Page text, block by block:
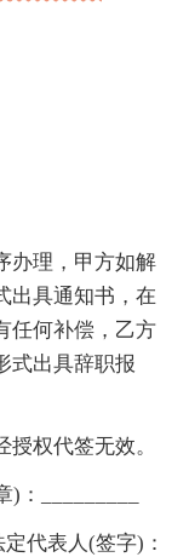
办理，甲方如解
出具通知书，在
任何补偿，乙方
式出具辞职报
权代签无效。
：_________
代表人(签字)：